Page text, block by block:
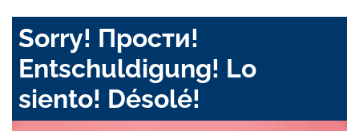
Sorry! Прости!
Entschuldigung! Lo
siento! Désolé!